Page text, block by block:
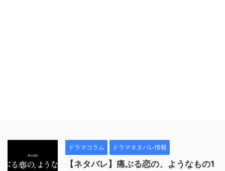
ドラマコラム ドラマネタバレ情報
【ネタバレ】痛ぶる恋の、ようなもの1